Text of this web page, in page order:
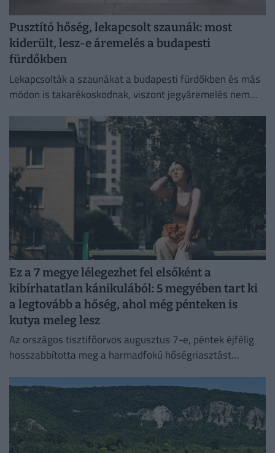
Pusztító hőség, lekapcsolt szaunák: most
kiderült, lesz-e áremelés a budapesti
fürdőkben
Lekapcsolták a szaunákat a budapesti fürdőkben és más
módon is takarékoskodnak, viszont jegyáremelés nem
Ez a 7 megye lélegezhet fel elsőként a
kibírhatatlan kánikulából: 5 megyében tart ki
a legtovább a hőség, ahol még pénteken is
kutya meleg lesz
Az országos tisztifőorvos augusztus 7-e, péntek éjfélig
hosszabbította meg a harmadfokú hőségriasztást
fellélegezhetünk.